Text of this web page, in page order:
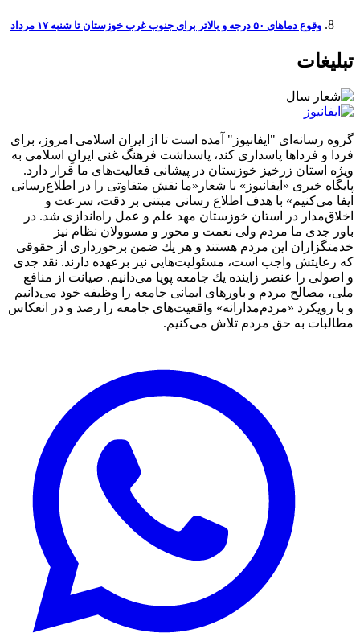
وقوع دما‌های ۵۰ درجه و بالاتر برای جنوب غرب خوزستان تا شنبه ۱۷ مرداد
تبلیغات
گروه رسانه‌ای "ایفانیوز" آمده است تا از ایران اسلامی امروز، برای
فردا و فرداها پاسداری کند، پاسداشت فرهنگ غنی ایرانِ اسلامی به
ویژه استان زرخیز خوزستان در پیشانی فعالیت‌های ما قرار دارد.
پایگاه خبری «ایفانیوز» با شعار«ما نقش متفاوتی را در اطلاع‌رسانی
ایفا می‌کنیم» با هدف اطلاع رسانی مبتنی بر دقت، سرعت و
اخلاق‌مدار در استان خوزستان مهد علم و عمل راه‌اندازی شد. در
باور جدی ما مردم ولی نعمت و محور و مسوولان نظام نیز
خدمتگزاران این مردم هستند و هر یك ضمن برخورداری از حقوقی
كه رعایتش واجب است، مسئولیت‌هایی نیز برعهده دارند. نقد جدی
و اصولی را عنصر زاینده یك جامعه پویا می‌دانیم. صیانت از منافع
ملی، مصالح مردم و باورهای ایمانی جامعه را وظیفه خود می‌دانیم
و با رویكرد «مردم‌مدارانه‌» واقعیت‌های جامعه را رصد و در انعکاس
مطالبات به حق مردم تلاش می‌كنیم.